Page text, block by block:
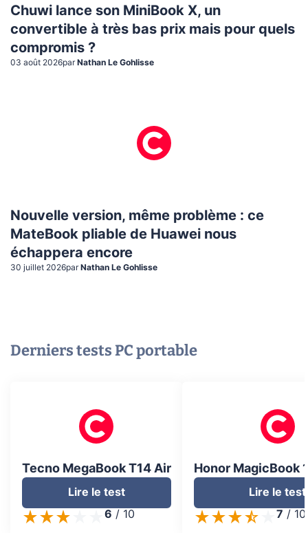
Chuwi lance son MiniBook X, un
convertible à très bas prix mais pour quels
compromis ?
03 août 2026par Nathan Le Gohlisse
Nouvelle version, même problème : ce
MateBook pliable de Huawei nous
échappera encore
30 juillet 2026par Nathan Le Gohlisse
Derniers testsPC portable
Tecno MegaBook T14 Air
Lire le test
6 / 10
Honor MagicBook
Lire le test
7 / 10